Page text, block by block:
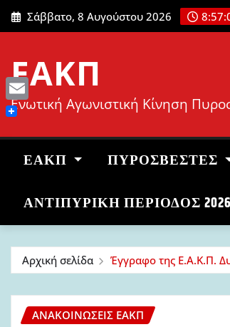
Μετάβαση
στο
Σάββατο, 8 Αυγούστου 2026
ΕΑΚΠ
Ενωτική Αγωνιστική Κίνηση
ΕΑΚΠ ΠΥΡΟΣΒΈΣΤΕΣ
ΑΝΤΙΠΥΡΙΚΉ ΠΕΡΊΟΔΟΣ 2026
Αρχική σελίδα Έγγραφο της Ε.Α.Κ.Π.
ΑΝΑΚΟΙΝΏΣΕΙΣ ΕΑΚΠ
Email